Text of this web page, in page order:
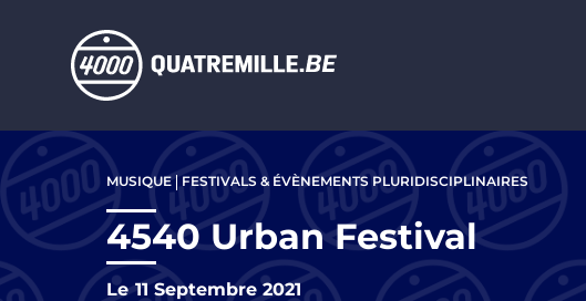
Aller
au
contenu
principal
MUSIQUE FESTIVALS & ÉVÈNEMENTS PLURIDISCIPLINAIRES
4540 Urban Festival
Le 11 Septembre 2021